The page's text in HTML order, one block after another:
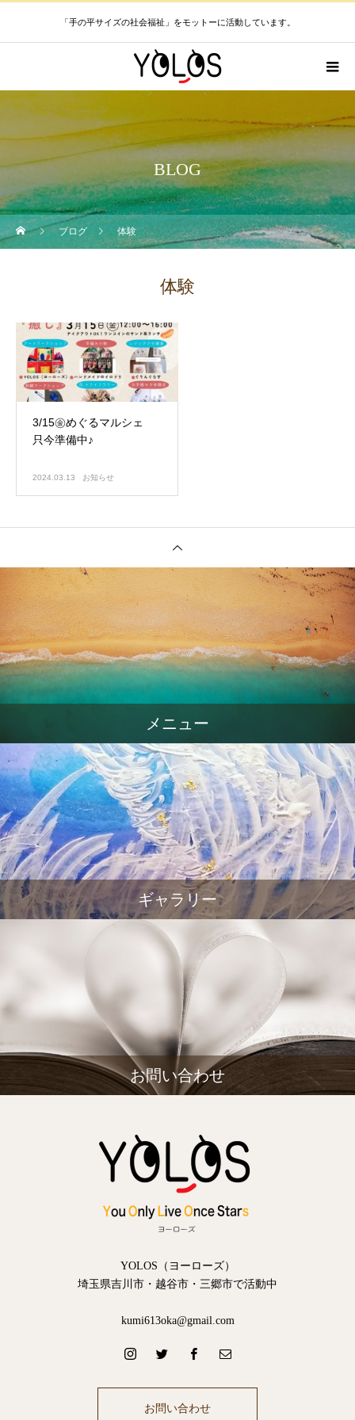
「手の平サイズの社会福祉」をモットーに活動しています。
BLOG
ブログ 体験
体験
3/15㊎めぐるマルシェ
只今準備中♪
2024.03.13 お知らせ
メニュー
ギャラリー
お問い合わせ
YOLOS（ヨーローズ）
埼玉県吉川市・越谷市・三郷市で活動中
kumi613oka@gmail.com
お問い合わせ